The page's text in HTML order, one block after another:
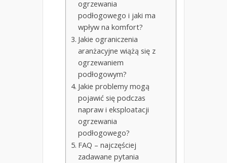
ogrzewania
podłogowego i jaki ma
wpływ na komfort?
Jakie ograniczenia
aranżacyjne wiążą się z
ogrzewaniem
podłogowym?
Jakie problemy mogą
pojawić się podczas
napraw i eksploatacji
ogrzewania
podłogowego?
FAQ – najczęściej
zadawane pytania